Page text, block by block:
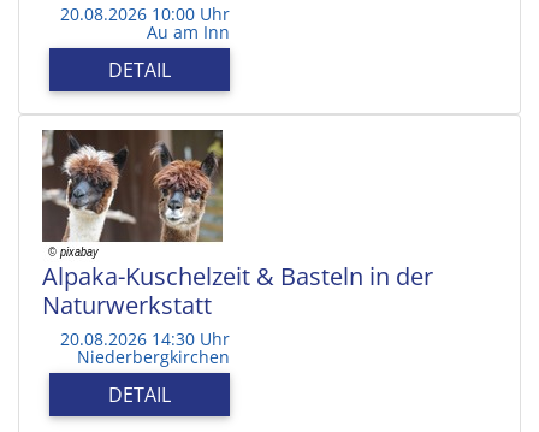
20.08.2026 10:00 Uhr
Au am Inn
DETAIL
Alpaka-Kuschelzeit & Basteln in der
Naturwerkstatt
20.08.2026 14:30 Uhr
Niederbergkirchen
DETAIL